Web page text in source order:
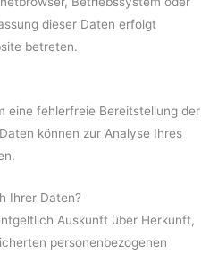
dieser Daten erfolgt
betreten.
eine fehlerfreie Bereitstellung der
können zur Analyse Ihres
Ihrer Daten?
Auskunft über Herkunft,
personenbezogenen